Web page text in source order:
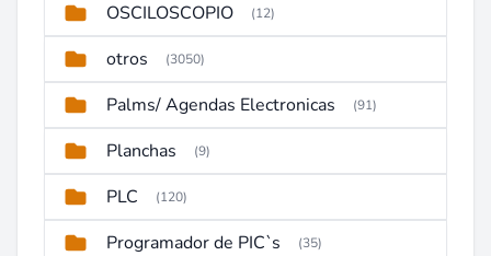
OSCILOSCOPIO (12)
otros (3050)
Palms/ Agendas Electronicas (91)
Planchas (9)
PLC (120)
Programador de PIC`s (35)